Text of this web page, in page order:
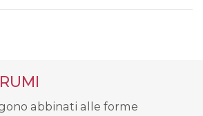
abbinati alle forme